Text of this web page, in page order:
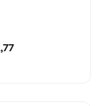
De Parfum Spray